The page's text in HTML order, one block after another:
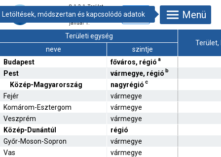
8.1.2.1. Terület,
településsűrűség,
népsűrűség, 2025.
január 1.
Menü
Területi egység
Terület,
neve
szintje
Budapest
főváros, régió a
Pest vármegye, régió b
Közép-Magyarország nagyrégió c
Fejér
vármegye
Komárom-Esztergom
vármegye
Veszprém
vármegye
Közép-Dunántúl
régió
Győr-Moson-Sopron
vármegye
Vas
vármegye